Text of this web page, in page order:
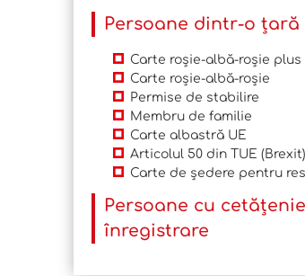
Persoane dintr-o
Carte roșie-albă-roșie plus
Carte roșie-albă-roșie
Permise de stabilire
Membru de familie
Carte albastră UE
Articolul 50 din TUE (Brexit)
Carte de ședere pentru
Persoane cu
înregistrare